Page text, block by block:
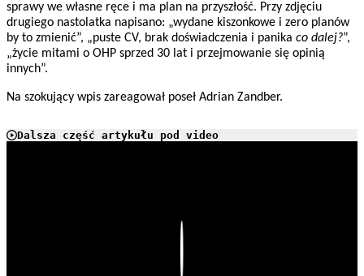
sprawy we własne ręce i ma plan na przyszłość. Przy zdjęciu
drugiego nastolatka napisano: „wydane kiszonkowe i zero planów
by to zmienić”, „puste CV, brak doświadczenia i panika co dalej?”,
„życie mitami o OHP sprzed 30 lat i przejmowanie się opinią
innych”.
Na szokujący wpis zareagował poseł Adrian Zandber.
Dalsza część artykułu pod video